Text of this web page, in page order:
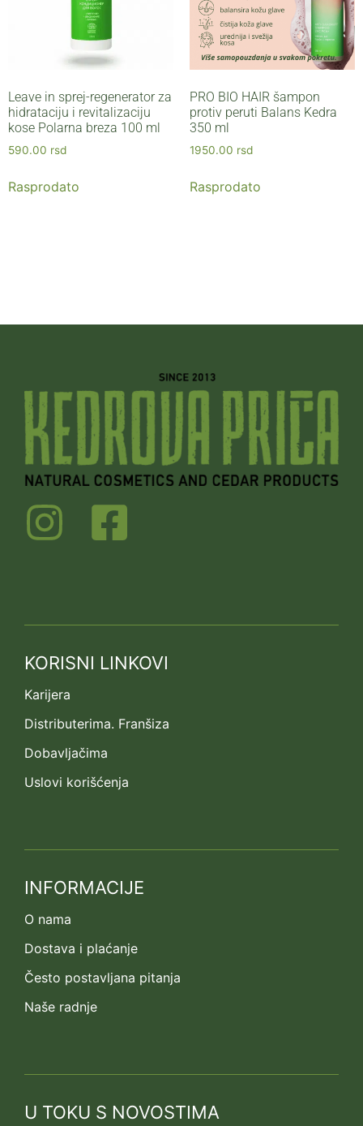
Leave in sprej-regenerator za
hidrataciju i revitalizaciju
kose Polarna breza 100 ml
590.00 rsd
Rasprodato
PRO BIO HAIR šampon
protiv peruti Balans Kedra
350 ml
1950.00 rsd
Rasprodato
KORISNI LINKOVI
Karijera
Distributerima. Franšiza
Dobavljačima
Uslovi korišćenja
INFORMACIJE
O nama
Dostava i plaćanje
Često postavljana pitanja
Naše radnje
U TOKU S NOVOSTIMA